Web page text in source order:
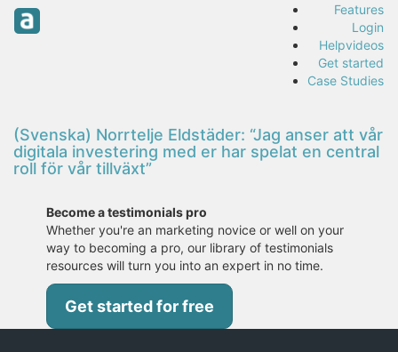
Features
Login
Helpvideos
Get started
Case Studies
(Svenska) Norrtelje Eldstäder: “Jag anser att vår
digitala investering med er har spelat en central
roll för vår tillväxt”
Become a testimonials pro
Whether you're an marketing novice or well on your
way to becoming a pro, our library of testimonials
resources will turn you into an expert in no time.
Get started for free